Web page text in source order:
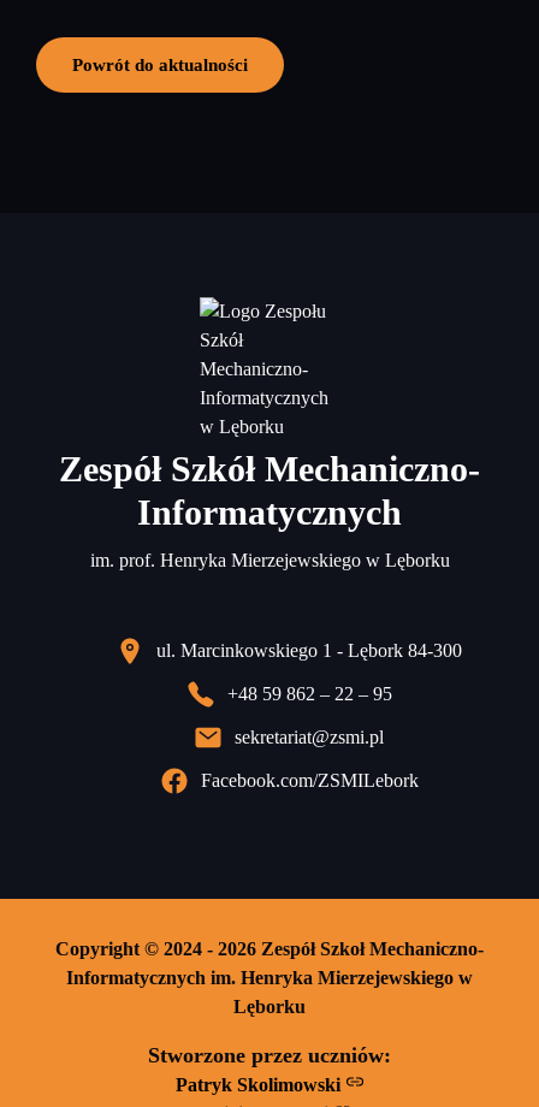
Powrót do aktualności
Zespół Szkół Mechaniczno-
Informatycznych
im. prof. Henryka Mierzejewskiego w Lęborku
ul. Marcinkowskiego 1 - Lębork 84-300
+48 59 862 – 22 – 95
sekretariat@zsmi.pl
Facebook.com/ZSMILebork
Copyright © 2024 - 2026 Zespół Szkoł Mechaniczno-
Informatycznych im. Henryka Mierzejewskiego w
Lęborku
Stworzone przez uczniów:
Patryk Skolimowski